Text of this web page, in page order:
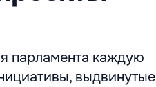
парламента каждую
выдвинутые